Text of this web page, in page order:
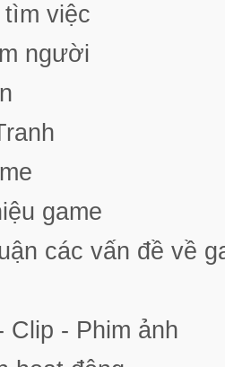
việc
người
game
các vấn đề về
Clip - Phim ảnh